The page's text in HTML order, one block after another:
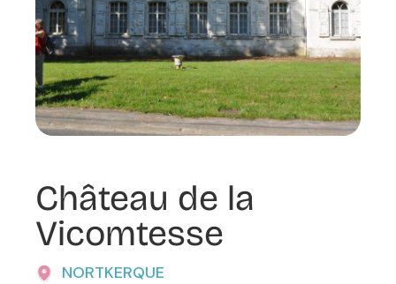
Château de la
Vicomtesse
NORTKERQUE